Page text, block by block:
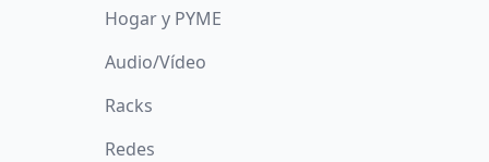
Hogar y PYME
Audio/Vídeo
Racks
Redes